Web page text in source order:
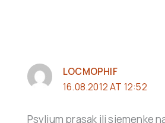
LOCMOPHIF
16.08.2012 AT 12:52
Psylium prasak ili sjemenke